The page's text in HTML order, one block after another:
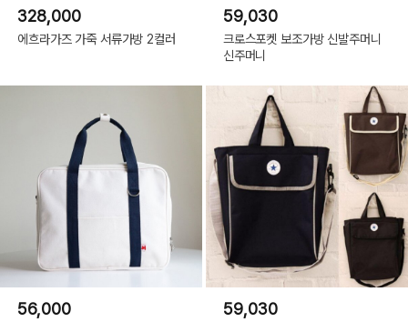
328,000
에흐라가즈 가죽 서류가방 2컬러
59,030
크로스포켓 보조가방 신발주머니
신주머니
56,000 59,030